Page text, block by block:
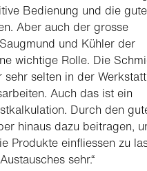
Bedienung und die gute
Aber auch der grosse
und Kühler der
wichtige Rolle. Die
selten in der
Auch das ist ein
Durch den
hinaus dazu beitragen,
Produkte einfliessen zu
sehr.“